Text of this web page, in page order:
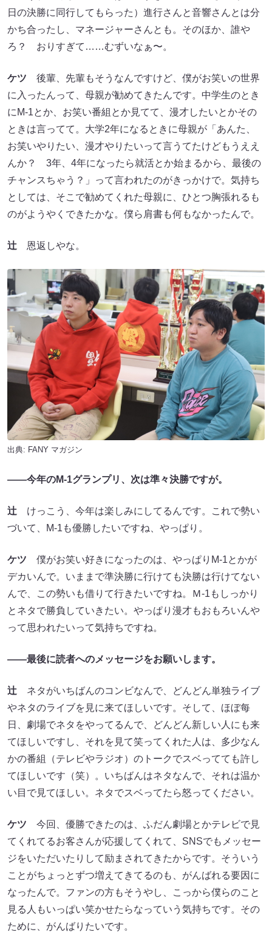
日の決勝に同行してもらった）進行さんと音響さんとは分
かち合ったし、マネージャーさんとも。そのほか、誰や
ろ？ おりすぎて……むずいなぁ〜。
ケツ 後輩、先輩もそうなんですけど、僕がお笑いの世界
に入ったんって、母親が勧めてきたんです。中学生のとき
にM-1とか、お笑い番組とか見てて、漫才したいとかその
ときは言ってて。大学2年になるときに母親が「あんた、
お笑いやりたい、漫才やりたいって言うてたけどもうええ
んか？ 3年、4年になったら就活とか始まるから、最後の
チャンスちゃう？」って言われたのがきっかけで。気持ち
としては、そこで勧めてくれた母親に、ひとつ胸張れるも
のがようやくできたかな。僕ら肩書も何もなかったんで。
辻 恩返しやな。
出典: FANY マガジン
――今年のM-1グランプリ、次は準々決勝ですが。
辻 けっこう、今年は楽しみにしてるんです。これで勢い
づいて、M-1も優勝したいですね、やっぱり。
ケツ 僕がお笑い好きになったのは、やっぱりM-1とかが
デカいんで。いままで準決勝に行けても決勝は行けてない
んで、この勢いも借りて行きたいですね。Ｍ-1もしっかり
とネタで勝負していきたい。やっぱり漫才もおもろいんや
って思われたいって気持ちですね。
――最後に読者へのメッセージをお願いします。
辻 ネタがいちばんのコンビなんで、どんどん単独ライブ
やネタのライブを見に来てほしいです。そして、ほぼ每
日、劇場でネタをやってるんで、どんどん新しい人にも来
てほしいですし、それを見て笑ってくれた人は、多少なん
かの番組（テレビやラジオ）のトークでスベってても許し
てほしいです（笑）。いちばんはネタなんで、それは温か
い目で見てほしい。ネタでスベってたら怒ってください。
ケツ 今回、優勝できたのは、ふだん劇場とかテレビで見
てくれてるお客さんが応援してくれて、SNSでもメッセー
ジをいただいたりして励まされてきたからです。そういう
ことがちょっとずつ増えてきてるのも、がんばれる要因に
なったんで。ファンの方もそうやし、こっから僕らのこと
見る人もいっぱい笑かせたらなっていう気持ちです。その
ために、がんばりたいです。